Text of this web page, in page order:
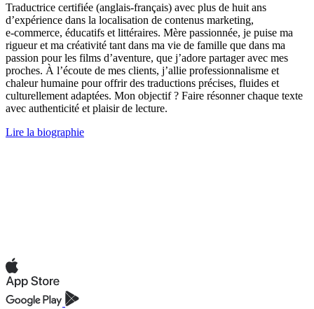
Traductrice certifiée (anglais-français) avec plus de huit ans
d’expérience dans la localisation de contenus marketing,
e‑commerce, éducatifs et littéraires. Mère passionnée, je puise ma
rigueur et ma créativité tant dans ma vie de famille que dans ma
passion pour les films d’aventure, que j’adore partager avec mes
proches. À l’écoute de mes clients, j’allie professionnalisme et
chaleur humaine pour offrir des traductions précises, fluides et
culturellement adaptées. Mon objectif ? Faire résonner chaque texte
avec authenticité et plaisir de lecture.
Lire la biographie